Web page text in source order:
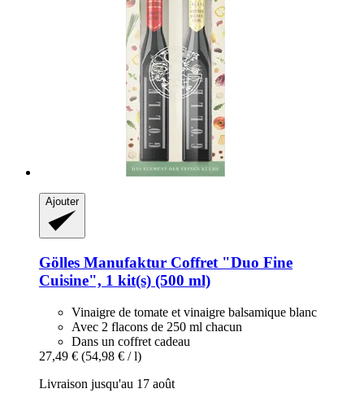
Ajouter
Gölles Manufaktur Coffret "Duo Fine
Cuisine", 1 kit(s) (500 ml)
Vinaigre de tomate et vinaigre balsamique blanc
Avec 2 flacons de 250 ml chacun
Dans un coffret cadeau
27,49 € (54,98 € / l)
Livraison jusqu'au 17 août